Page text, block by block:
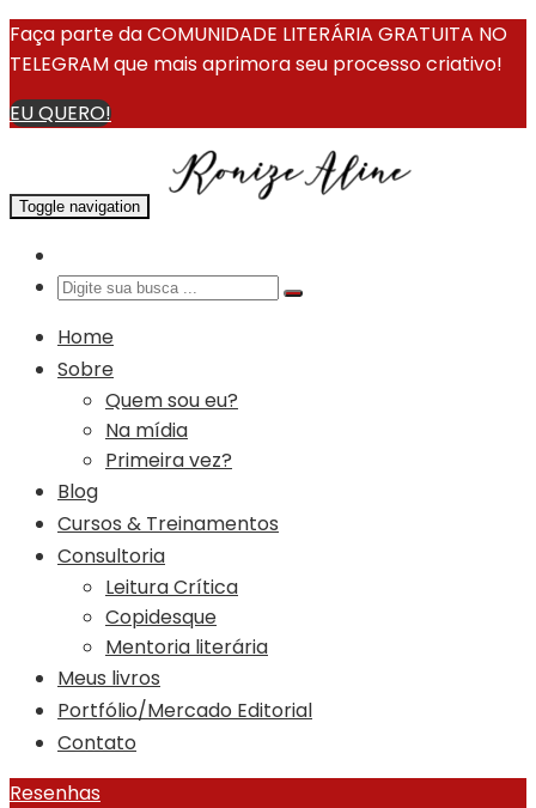
Faça parte da COMUNIDADE LITERÁRIA GRATUITA NO
TELEGRAM que mais aprimora seu processo criativo!
EU QUERO!
Toggle navigation
Home
Sobre
Quem sou eu?
Na mídia
Primeira vez?
Blog
Cursos & Treinamentos
Consultoria
Leitura Crítica
Copidesque
Mentoria literária
Meus livros
Portfólio/Mercado Editorial
Contato
Resenhas